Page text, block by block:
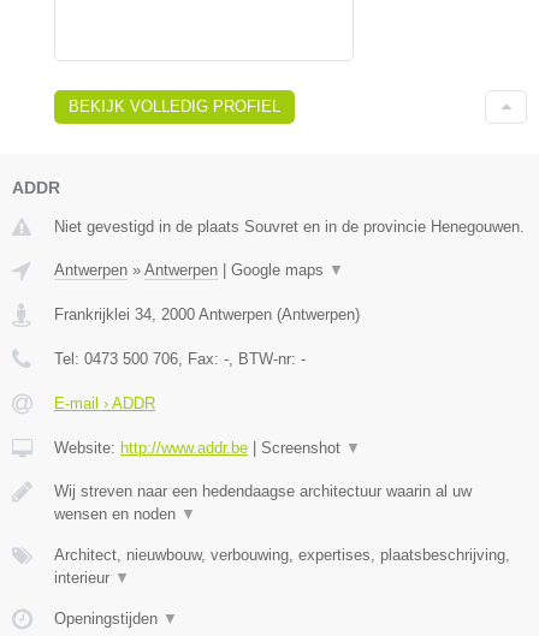
BEKIJK VOLLEDIG PROFIEL
ADDR
Niet gevestigd in de plaats Souvret en in de provincie Henegouwen.
Antwerpen » Antwerpen Google maps ▼
Frankrijklei 34 2000 Antwerpen (Antwerpen)
Tel: 0473 500 706 , Fax: - , BTW-nr: -
E-mail › ADDR
Website: http://www.addr.be Screenshot ▼
Wij streven naar een hedendaagse architectuur waarin al uw
wensen en noden ▼
Architect, nieuwbouw, verbouwing, expertises, plaatsbeschrijving,
interieur ▼
Openingstijden ▼